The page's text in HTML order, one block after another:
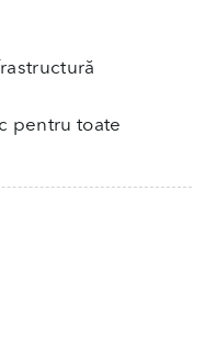
pentru toate